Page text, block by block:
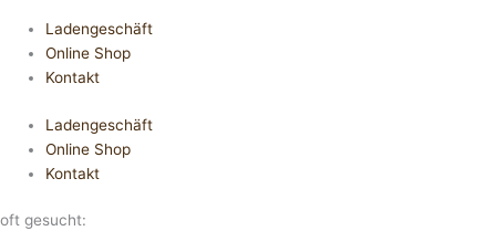
Ladengeschäft
Online Shop
Kontakt
Ladengeschäft
Online Shop
Kontakt
oft gesucht: